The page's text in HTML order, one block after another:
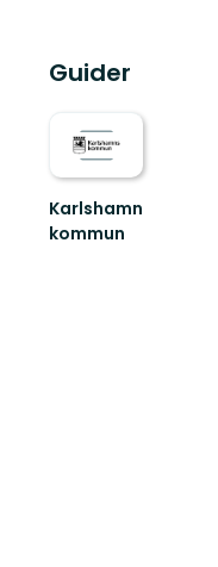
Guider
Karlshamn
kommun